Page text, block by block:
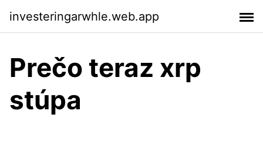
investeringarwhle.web.app
Prečo teraz xrp
stúpa